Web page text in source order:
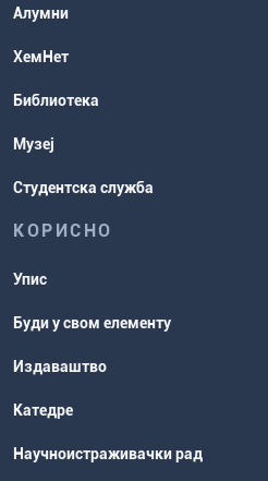
Студентске организације
рокови
Алумни
ХемНет
Библиотека
Музеј
Студентска служба
КОРИСНО
Упис
Буди у свом елементу
Издаваштво
Катедре
Научноистраживачки рад